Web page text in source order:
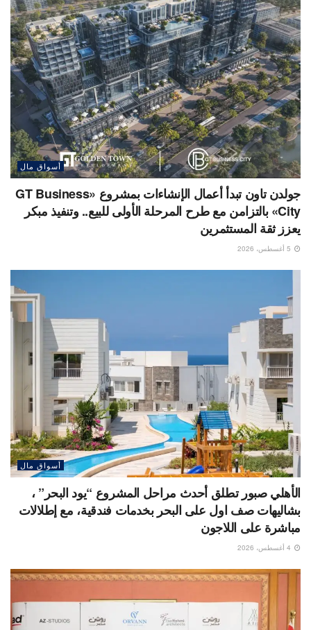
أسواق مال
جولدن تاون تبدأ أعمال الإنشاءات بمشروع «GT Business
City» بالتزامن مع طرح المرحلة الأولى للبيع.. وتنفيذ مبكر
يعزز ثقة المستثمرين
أسواق مال
الأهلي صبور تطلق أحدث مراحل المشروع “يود البحر” ،
بشاليهات صف اول على البحر بخدمات فندقية، مع إطلالات
مباشرة على اللاجون